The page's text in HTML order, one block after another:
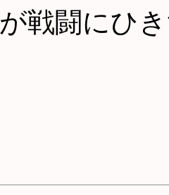
が戦闘にひ